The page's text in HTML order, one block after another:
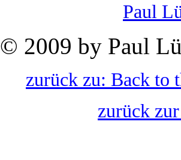
Paul
© 2009 by Paul
zurück zu: Back to
zurück